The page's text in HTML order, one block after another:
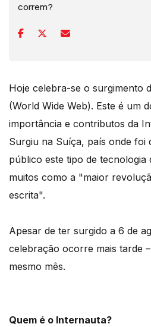
correm?
Hoje celebra-se o surgimento
(World Wide Web). Este é um
importância e contributos da
Surgiu na Suíça, país onde foi
público este tipo de
muitos como a "maior
escrita".
Apesar de ter surgido a 6 de
celebração ocorre mais tarde
mesmo mês.
Quem é o Internauta?